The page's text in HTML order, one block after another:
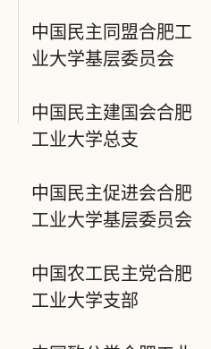
中国民主同盟合肥工
业大学基层委员会
中国民主建国会合肥
工业大学总支
中国民主促进会合肥
工业大学基层委员会
中国农工民主党合肥
工业大学支部